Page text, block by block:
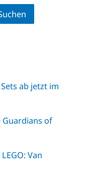
ab jetzt im
Guardians of
Van